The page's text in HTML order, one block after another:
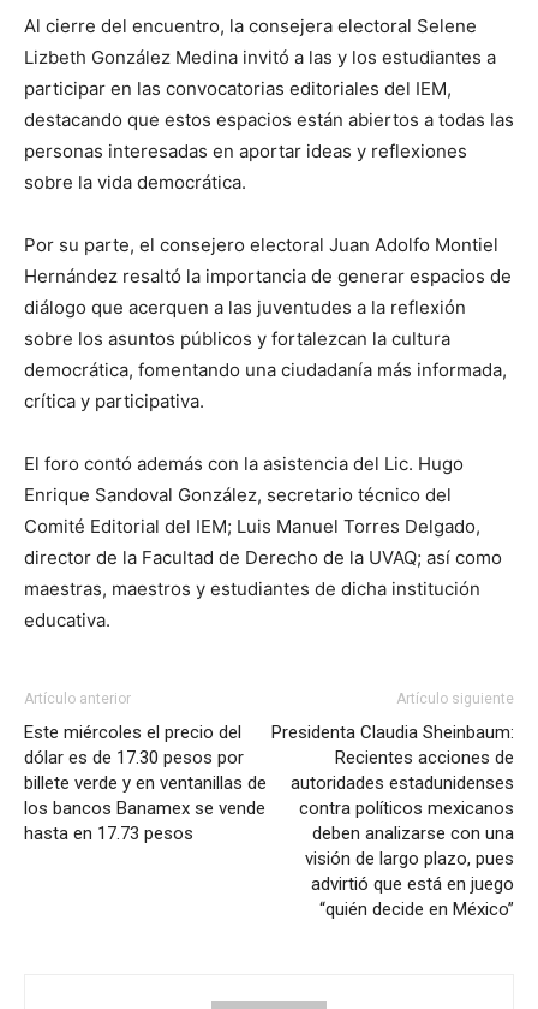
Al cierre del encuentro, la consejera electoral Selene
Lizbeth González Medina invitó a las y los estudiantes a
participar en las convocatorias editoriales del IEM,
destacando que estos espacios están abiertos a todas las
personas interesadas en aportar ideas y reflexiones
sobre la vida democrática.
Por su parte, el consejero electoral Juan Adolfo Montiel
Hernández resaltó la importancia de generar espacios de
diálogo que acerquen a las juventudes a la reflexión
sobre los asuntos públicos y fortalezcan la cultura
democrática, fomentando una ciudadanía más informada,
crítica y participativa.
El foro contó además con la asistencia del Lic. Hugo
Enrique Sandoval González, secretario técnico del
Comité Editorial del IEM; Luis Manuel Torres Delgado,
director de la Facultad de Derecho de la UVAQ; así como
maestras, maestros y estudiantes de dicha institución
educativa.
Artículo anterior
Este miércoles el precio del
dólar es de 17.30 pesos por
billete verde y en ventanillas de
los bancos Banamex se vende
hasta en 17.73 pesos
Artículo siguiente
Presidenta Claudia Sheinbaum:
Recientes acciones de
autoridades estadunidenses
contra políticos mexicanos
deben analizarse con una
visión de largo plazo, pues
advirtió que está en juego
“quién decide en México”